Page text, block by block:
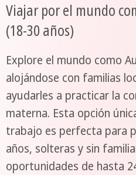
Viajar por el mundo
(18-30 años)
Explore el mundo como
alojándose con familias
ayudarles a practicar la
materna. Esta opción
trabajo es perfecta para
años, solteras y sin
oportunidades de hasta